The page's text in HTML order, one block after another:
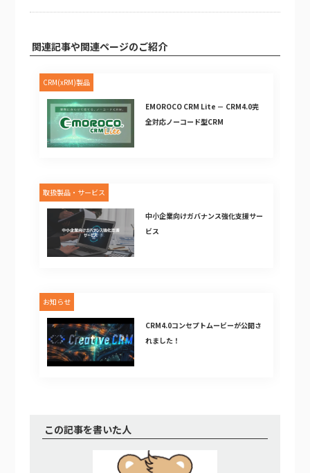
関連記事や関連ページのご紹介
CRM(xRM)製品
EMOROCO CRM Lite － CRM4.0完
全対応ノーコード型CRM
取扱製品・サービス
中小企業向けガバナンス強化支援サー
ビス
お知らせ
CRM4.0コンセプトムービーが公開さ
れました！
この記事を書いた人